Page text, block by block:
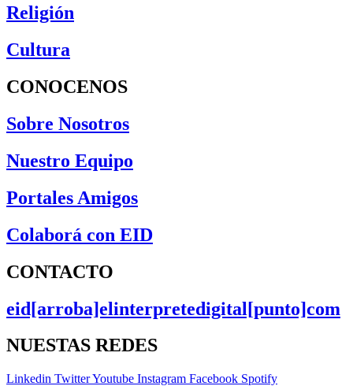
Religión
Cultura
CONOCENOS
Sobre Nosotros
Nuestro Equipo
Portales Amigos
Colaborá con EID
CONTACTO
eid[arroba]elinterpretedigital[punto]com
NUESTAS REDES
Linkedin TwitterYoutube Instagram Facebook Spotify